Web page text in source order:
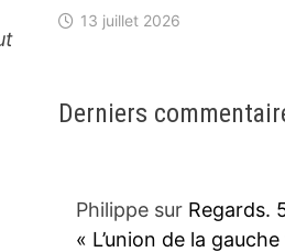
13 juillet 2026
Derniers
Philippesur Regards.
« L’union de la